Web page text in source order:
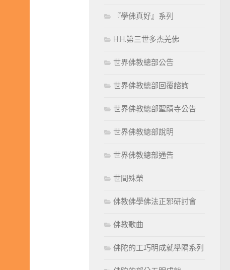
『學佛真好』系列
H.H.第三世多杰羌佛
世界佛教總部公告
世界佛教總部回覆諮詢
世界佛教總部聖蹟寺公告
世界佛教總部說明
世界佛教總部通告
世間殊榮
佛教佛學佛法正邪研討會
佛教歌曲
佛陀的工巧明成就舉隅系列